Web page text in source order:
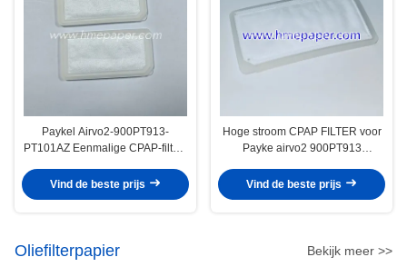
Paykel Airvo2-900PT913-
PT101AZ Eenmalige CPAP-filters
Geschikt voor medische CPAP-
Vind de beste prijs
Hoge stroom CPAP FILTER voor
Payke airvo2 900PT913
Vind de beste prijs
Oliefilterpapier Bekijk meer >>